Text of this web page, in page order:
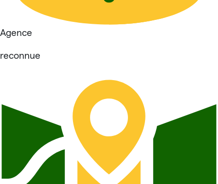
Agence
reconnue